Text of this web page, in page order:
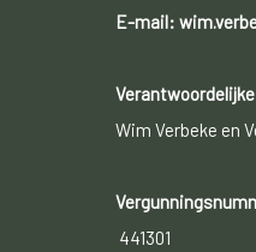
E-mail:
Wim Verbeke en
441301